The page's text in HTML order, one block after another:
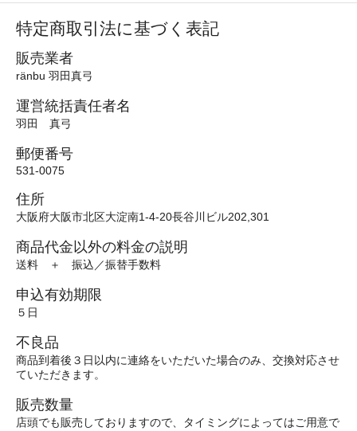
特定商取引法に基づく表記
販売業者
ränbu 羽田真弓
運営統括責任者名
羽田 真弓
郵便番号
531-0075
住所
大阪府大阪市北区大淀南1-4-20長谷川ビル202,301
商品代金以外の料金の説明
送料 ＋ 振込／振替手数料
申込有効期限
５日
不良品
商品到着後３日以内に連絡をいただいた場合のみ、交換対応させ
ていただきます。
販売数量
店頭でも販売しておりますので、タイミングによってはご用意で